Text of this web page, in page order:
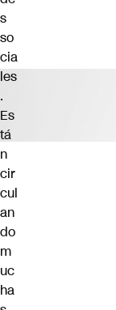
s
so
cia
les
.
Es
tá
n
cir
cul
an
do
m
uc
ha